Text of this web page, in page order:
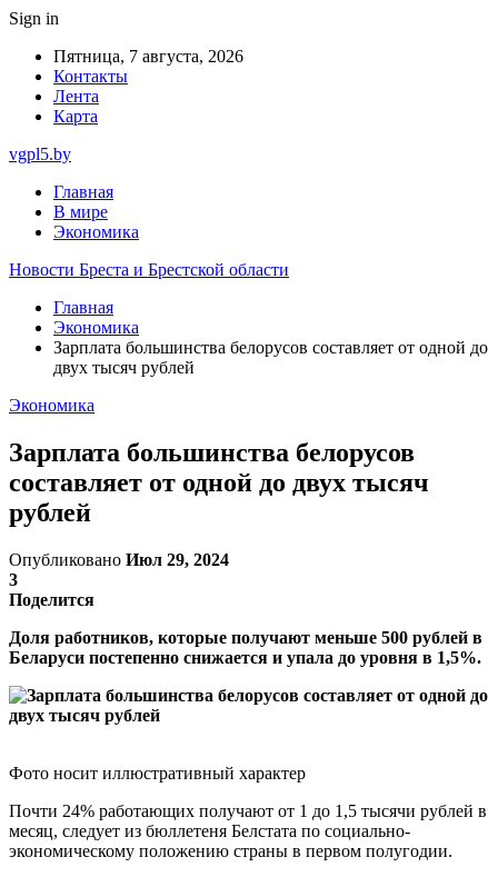
Sign in
Пятница, 7 августа, 2026
Контакты
Лента
Карта
vgpl5.by
Главная
В мире
Экономика
Новости Бреста и Брестской области
Главная
Экономика
Зарплата большинства белорусов составляет от одной до
двух тысяч рублей
Экономика
Зарплата большинства белорусов
составляет от одной до двух тысяч
рублей
Опубликовано Июл 29, 2024
3
Поделится
Доля работников, которые получают меньше 500 рублей в
Беларуси постепенно снижается и упала до уровня в 1,5%.
Фото носит иллюстративный характер
Почти 24% работающих получают от 1 до 1,5 тысячи рублей в
месяц, следует из бюллетеня Белстата по социально-
экономическому положению страны в первом полугодии.